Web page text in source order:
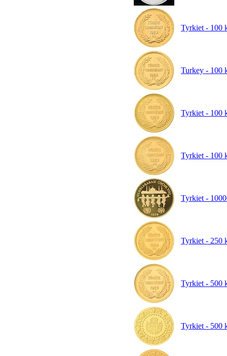
Tyrkiet - 100
Turkey - 100
Tyrkiet - 100
Tyrkiet - 100
Tyrkiet -
Tyrkiet - 250
Tyrkiet - 500
Tyrkiet - 500